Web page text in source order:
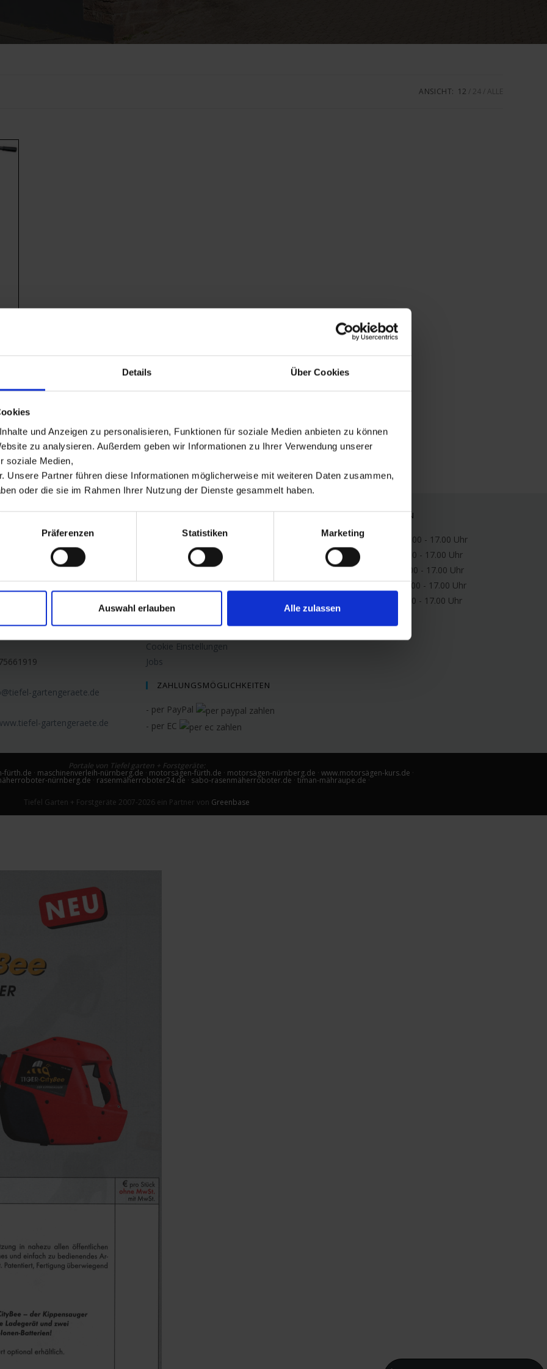
Details Über Cookies
und Anzeigen zu personalisieren, Funktionen für soziale Medien anbieten zu können
zu analysieren. Außerdem geben wir Informationen zu Ihrer Verwendung unserer
soziale Medien,
Unsere Partner führen diese Informationen möglicherweise mit weiteren Daten zusammen,
oder die sie im Rahmen Ihrer Nutzung der Dienste gesammelt haben.
Präferenzen Statistiken Marketing
Auswahl erlauben Alle zulassen
ANSICHT: 12 24 ALLE
+ Forstgeräte
Str. 1
gartengeraete.de
gartengeraete.de
SERVICE
Montageservice
Kontakt
TÜV
Cookie Einstellungen
Jobs
ZAHLUNGSMÖGLICHKEITEN
- per PayPal
- per EC
ÖFFNUNGSZEITEN
Mo: 08.00 - 12.00/13.00 - 17.00 Uhr
Di: 08.00 - 12.00/13.00 - 17.00 Uhr
Mi: 08.00 - 12.00/13.00 - 17.00 Uhr
Do: 08.00 - 12.00/13.00 - 17.00 Uhr
Fr: 08.00 - 12.00/13.00 - 17.00 Uhr
Sa:
Portale von Tiefel garten + Forstgeräte:
fürth.de maschinenverleih-nürnberg.de motorsägen-fürth.de motorsägen-nürnberg.de www.motorsägen-kurs.de
nürnberg.de rasenmäherroboter24.de sabo-rasenmäherroboter.de timan-mähraupe.de
Tiefel Garten + Forstgeräte 2007-2026 ein Partner von Greenbase